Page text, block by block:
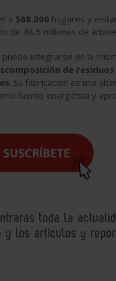
a 568.000 hogares y
de 48,5 millones de
integrarse en la
de
. Su fabricación es una
fuente energética y
toda la
los artículos y